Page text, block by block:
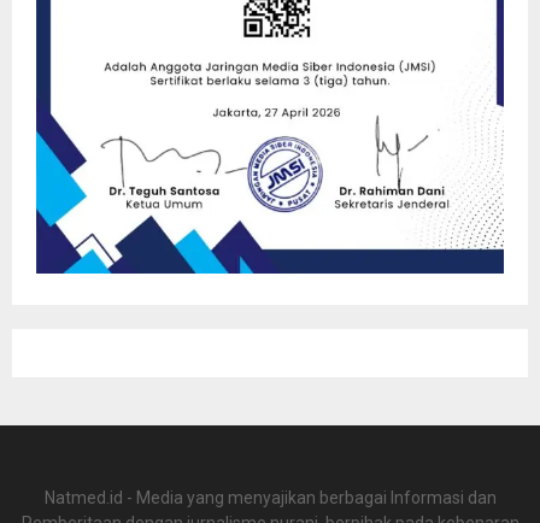
Natmed.id - Media yang menyajikan berbagai Informasi dan